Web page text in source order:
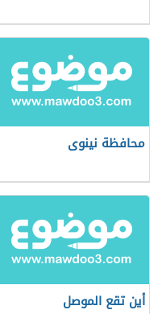
محافظة نينوى
أين تقع الموصل